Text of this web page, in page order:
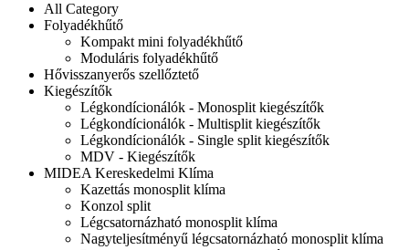
All Category
Folyadékhűtő
Kompakt mini folyadékhűtő
Moduláris folyadékhűtő
Hővisszanyerős szellőztető
Kiegészítők
Légkondícionálók - Monosplit kiegészítők
Légkondícionálók - Multisplit kiegészítők
Légkondícionálók - Single split kiegészítők
MDV - Kiegészítők
MIDEA Kereskedelmi Klíma
Kazettás monosplit klíma
Konzol split
Légcsatornázható monosplit klíma
Nagyteljesítményű légcsatornázható monosplit klíma